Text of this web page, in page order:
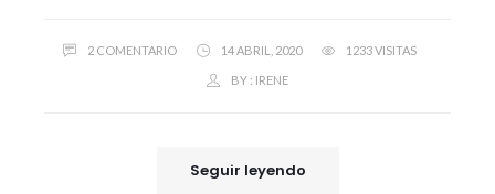
2 COMENTARIO 14 ABRIL, 2020 1233 VISITAS
BY : IRENE
Seguir leyendo